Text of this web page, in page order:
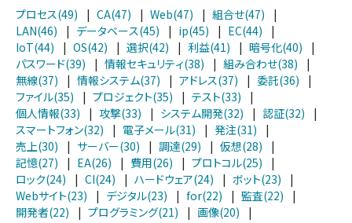
プロセス(49)
| CA(47) | Web(47) | 組合せ(47)
|
LAN(46)
| データベース(45) | ip(45) | EC(44)
|
IoT(44)
| OS(42) | 選択(42) | 利益(41) | 暗号化(40)
|
パスワード(39)
| 情報セキュリティ(38) | 組み合わせ(38)
|
無線(37)
| 情報システム(37) | アドレス(37) | 委託(36)
|
ファイル(35)
| プロジェクト(35) | テスト(33)
|
個人情報(33)
| 攻撃(33) | システム開発(32) | 認証(32)
|
スマートフォン(32)
| 電子メール(31) | 発注(31)
|
売上(30)
| サーバー(30) | 調達(29) | 仮想(28)
|
記憶(27)
| EA(26) | 費用(26) | プロトコル(25)
|
ロック(24)
| CI(24) | ハードウェア(24) | ボット(23)
|
Webサイト(23)
| デジタル(23) | for(22) | 監査(22)
|
開発者(22)
| プログラミング(21) | 画像(20)
|